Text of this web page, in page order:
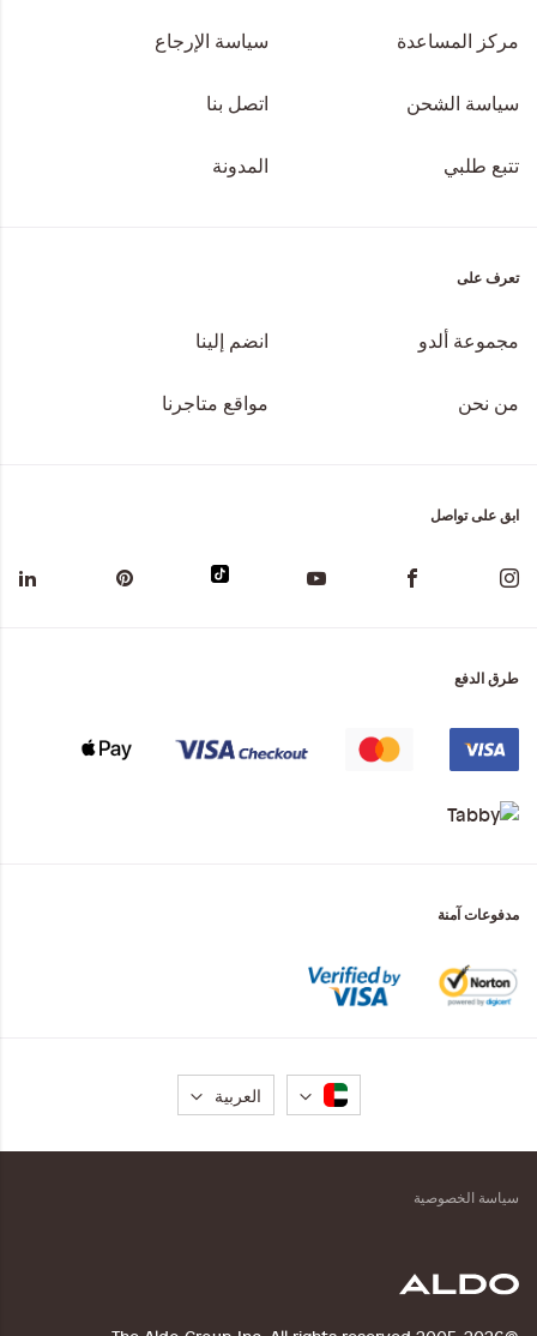
مركز المساعدة سياسة الإرجاع
سياسة الشحن اتصل بنا
تتبع طلبي المدونة
تعرف على
مجموعة ألدو انضم إلينا
من نحن مواقع متاجرنا
ابق على تواصل
طرق الدفع
مدفوعات آمنة
لغة
العربية
سياسة الخصوصية